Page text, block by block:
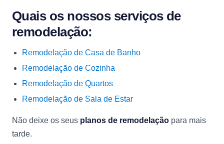
Quais os nossos serviços de
remodelação:
Remodelação de Casa de Banho
Remodelação de Cozinha
Remodelação de Quartos
Remodelação de Sala de Estar
Não deixe os seus planos de remodelação para mais
tarde.